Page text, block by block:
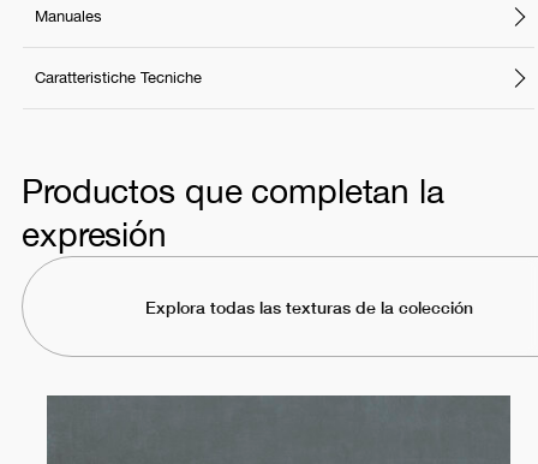
Manuales
Caratteristiche Tecniche
Productos que completan la
expresión
Explora todas las texturas de la colección